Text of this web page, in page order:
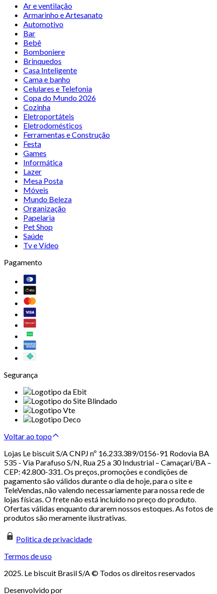
Ar e ventilação
Armarinho e Artesanato
Automotivo
Bar
Bebê
Bomboniere
Brinquedos
Casa Inteligente
Cama e banho
Celulares e Telefonia
Copa do Mundo 2026
Cozinha
Eletroportáteis
Eletrodomésticos
Ferramentas e Construção
Festa
Games
Informática
Lazer
Mesa Posta
Móveis
Mundo Beleza
Organização
Papelaria
Pet Shop
Saúde
Tv e Vídeo
Pagamento
Segurança
Voltar ao topo
Lojas Le biscuit S/A CNPJ nº 16.233.389/0156-91 Rodovia BA
535 - Via Parafuso S/N, Rua 25 a 30 Industrial – Camaçari/BA –
CEP: 42.800-331. Os preços, promoções e condições de
pagamento são válidos durante o dia de hoje, para o site e
TeleVendas, não valendo necessariamente para nossa rede de
lojas físicas. O frete não está incluído no preço do produto.
Ofertas válidas enquanto durarem nossos estoques. As fotos de
produtos são meramente ilustrativas.
Politica de privacidade
Termos de uso
2025. Le biscuit Brasil S/A © Todos os direitos reservados
Desenvolvido por